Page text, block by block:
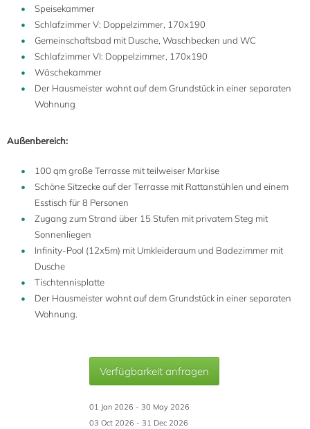
Speisekammer
Schlafzimmer V: Doppelzimmer, 170x190
Gemeinschaftsbad mit Dusche, Waschbecken und WC
Schlafzimmer VI: Doppelzimmer, 170x190
Wäschekammer
Der Hausmeister wohnt auf dem Grundstück in einer separaten
Wohnung
Außenbereich:
100 qm große Terrasse mit teilweiser Markise
Schöne Sitzecke auf der Terrasse mit Rattanstühlen und einem
Esstisch für 8 Personen
Zugang zum Strand über 15 Stufen mit privatem Steg mit
Sonnenliegen
Infinity-Pool (12x5m) mit Umkleideraum und Badezimmer mit
Dusche
Tischtennisplatte
Der Hausmeister wohnt auf dem Grundstück in einer separaten
Wohnung.
Verfügbarkeit anfragen
01 Jan 2026 - 30 May 2026
03 Oct 2026 - 31 Dec 2026